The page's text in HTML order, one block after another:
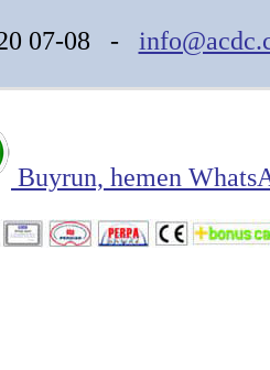
07-08 -
Buyrun, hemen